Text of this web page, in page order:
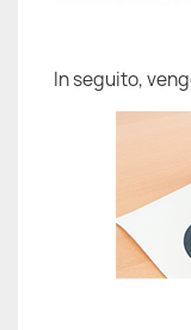
In seguito,